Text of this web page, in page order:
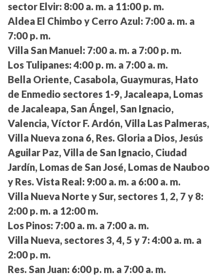
sector Elvir: 8:00 a. m. a 11:00 p. m.
Aldea El Chimbo y Cerro Azul: 7:00 a. m. a
7:00 p. m.
Villa San Manuel: 7:00 a. m. a 7:00 p. m.
Los Tulipanes: 4:00 p. m. a 7:00 a. m.
Bella Oriente, Casabola, Guaymuras, Hato
de Enmedio sectores 1-9, Jacaleapa, Lomas
de Jacaleapa, San Ángel, San Ignacio,
Valencia, Víctor F. Ardón, Villa Las Palmeras,
Villa Nueva zona 6, Res. Gloria a Dios, Jesús
Aguilar Paz, Villa de San Ignacio, Ciudad
Jardín, Lomas de San José, Lomas de Nauboo
y Res. Vista Real: 9:00 a. m. a 6:00 a. m.
Villa Nueva Norte y Sur, sectores 1, 2, 7 y 8:
2:00 p. m. a 12:00 m.
Los Pinos: 7:00 a. m. a 7:00 a. m.
Villa Nueva, sectores 3, 4, 5 y 7: 4:00 a. m. a
2:00 p. m.
Res. San Juan: 6:00 p. m. a 7:00 a. m.